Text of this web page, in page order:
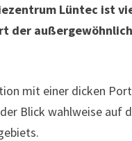
Lüntec ist
der
mit einer dicken
Blick wahlweise auf